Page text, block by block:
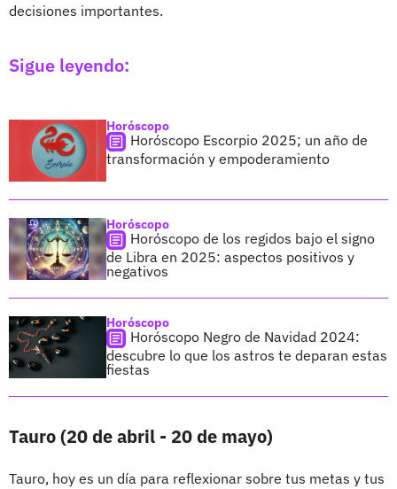
decisiones importantes.
Sigue leyendo:
Horóscopo
Horóscopo Escorpio 2025; un año de
transformación y empoderamiento
Horóscopo
Horóscopo de los regidos bajo el signo
de Libra en 2025: aspectos positivos y
negativos
Horóscopo
Horóscopo Negro de Navidad 2024:
descubre lo que los astros te deparan estas
fiestas
Tauro (20 de abril - 20 de mayo)
Tauro, hoy es un día para reflexionar sobre tus metas y tus